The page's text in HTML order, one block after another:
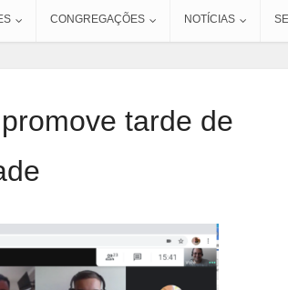
CONGREGAÇÕES NOTÍCIAS
tarde de